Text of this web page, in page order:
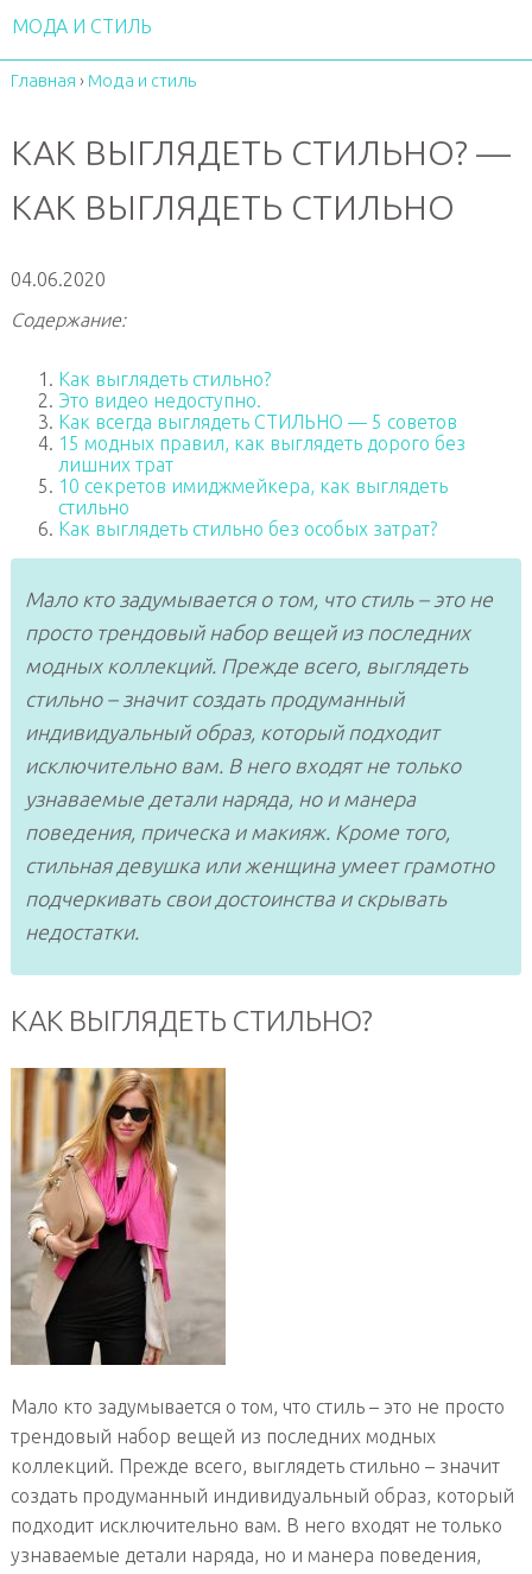
МОДА И СТИЛЬ
Главная › Мода и стиль
КАК ВЫГЛЯДЕТЬ СТИЛЬНО? —
КАК ВЫГЛЯДЕТЬ СТИЛЬНО
04.06.2020
Содержание:
Как выглядеть стильно?
Это видео недоступно.
Как всегда выглядеть СТИЛЬНО — 5 советов
15 модных правил, как выглядеть дорого без
лишних трат
10 секретов имиджмейкера, как выглядеть
стильно
Как выглядеть стильно без особых затрат?
Мало кто задумывается о том, что стиль – это не
просто трендовый набор вещей из последних
модных коллекций. Прежде всего, выглядеть
стильно – значит создать продуманный
индивидуальный образ, который подходит
исключительно вам. В него входят не только
узнаваемые детали наряда, но и манера
поведения, прическа и макияж. Кроме того,
стильная девушка или женщина умеет грамотно
подчеркивать свои достоинства и скрывать
недостатки.
КАК ВЫГЛЯДЕТЬ СТИЛЬНО?
Мало кто задумывается о том, что стиль – это не просто
трендовый набор вещей из последних модных
коллекций. Прежде всего, выглядеть стильно – значит
создать продуманный индивидуальный образ, который
подходит исключительно вам. В него входят не только
узнаваемые детали наряда, но и манера поведения,